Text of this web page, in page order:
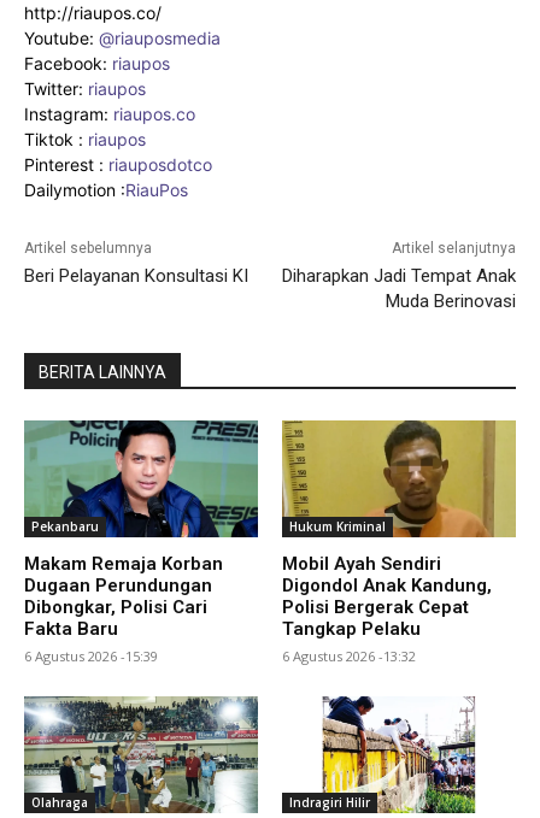
http://riaupos.co/
Youtube: @riauposmedia
Facebook: riaupos
Twitter: riaupos
Instagram: riaupos.co
Tiktok : riaupos
Pinterest : riauposdotco
Dailymotion :RiauPos
Artikel sebelumnya
Beri Pelayanan Konsultasi KI
Artikel selanjutnya
Diharapkan Jadi Tempat Anak
Muda Berinovasi
BERITA LAINNYA
Pekanbaru
Makam Remaja Korban
Dugaan Perundungan
Dibongkar, Polisi Cari
Fakta Baru
6 Agustus 2026 -15:39
Hukum Kriminal
Mobil Ayah Sendiri
Digondol Anak Kandung,
Polisi Bergerak Cepat
Tangkap Pelaku
6 Agustus 2026 -13:32
Olahraga Indragiri Hilir